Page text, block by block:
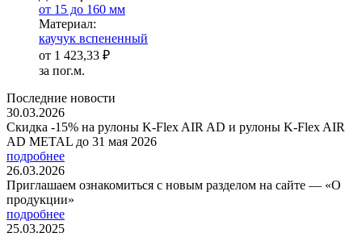
от 15 до 160 мм
Ма­­те­­ри­­ал:
каучук вспененный
от 1 423,33 ₽
за пог.м.
Последние новости
30.03.2026
Скидка -15% на рулоны K-Flex AIR AD и рулоны K-Flex AIR
AD METAL до 31 мая 2026
подробнее
26.03.2026
Приглашаем ознакомиться с новым разделом на сайте — «О
продукции»
подробнее
25.03.2025